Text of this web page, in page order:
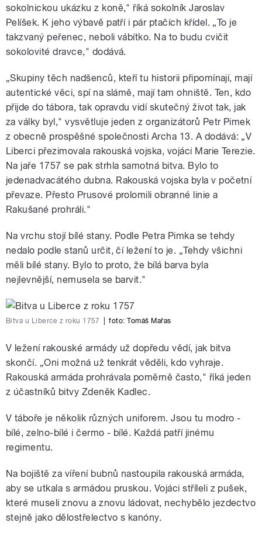
sokolnickou ukázku z koně," říká sokolník Jaroslav
Pelíšek. K jeho výbavě patří i pár ptačích křídel. „To je
takzvaný peřenec, neboli vábítko. Na to budu cvičit
sokolovité dravce," dodává.
„Skupiny těch nadšenců, kteří tu historii připomínají, mají
autentické věci, spí na slámě, mají tam ohniště. Ten, kdo
přijde do tábora, tak opravdu vidí skutečný život tak, jak
za války byl," vysvětluje jeden z organizátorů Petr Pimek
z obecně prospěšné společnosti Archa 13. A dodává: „V
Liberci přezimovala rakouská vojska, vojáci Marie Terezie.
Na jaře 1757 se pak strhla samotná bitva. Bylo to
jedenadvacátého dubna. Rakouská vojska byla v početní
převaze. Přesto Prusové prolomili obranné linie a
Rakušané prohráli."
Na vrchu stojí bílé stany. Podle Petra Pimka se tehdy
nedalo podle stanů určit, čí ležení to je. „Tehdy všichni
měli bílé stany. Bylo to proto, že bílá barva byla
nejlevnější, nemusela se barvit."
Bitva u Liberce z roku 1757 foto: Tomáš Mařas
V ležení rakouské armády už dopředu vědí, jak bitva
skončí. „Oni možná už tenkrát věděli, kdo vyhraje.
Rakouská armáda prohrávala poměrně často," říká jeden
z účastníků bitvy Zdeněk Kadlec.
V táboře je několik různých uniforem. Jsou tu modro -
bílé, zelno-bílé i čermo - bílé. Každá patří jinému
regimentu.
Na bojiště za víření bubnů nastoupila rakouská armáda,
aby se utkala s armádou pruskou. Vojáci stříleli z pušek,
které museli znovu a znovu ládovat, nechybělo jezdectvo
stejně jako dělostřelectvo s kanóny.